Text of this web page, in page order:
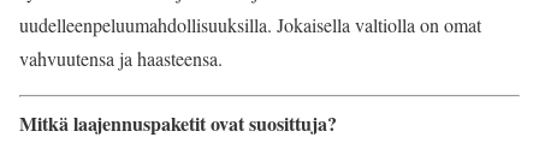
uudelleenpeluumahdollisuuksilla. Jokaisella valtiolla on omat
vahvuutensa ja haasteensa.
Mitkä laajennuspaketit ovat suosittuja?